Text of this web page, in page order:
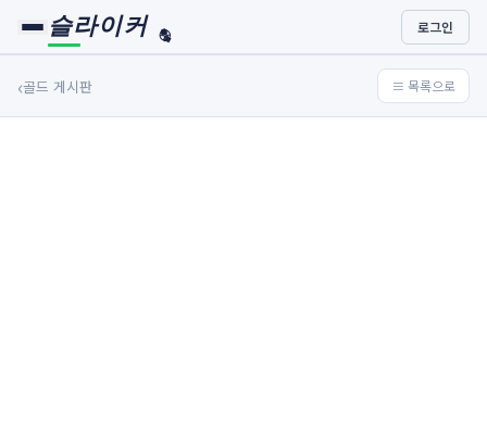
슬라이커 🏀
⚾ 로그인
‹골드 게시판 ≡ 목록으로